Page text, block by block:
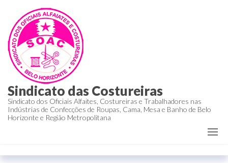
Sindicato das Costureiras
Sindicato dos Oficiais Alfaites, Costureiras e Trabalhadores nas
Indústrias de Confecções de Roupas, Cama, Mesa e Banho de Belo
Horizonte e Região Metropolitana